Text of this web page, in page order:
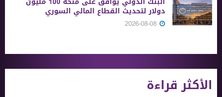
دولار لتحديث القطاع المالي السوري
الأكثر قراءة